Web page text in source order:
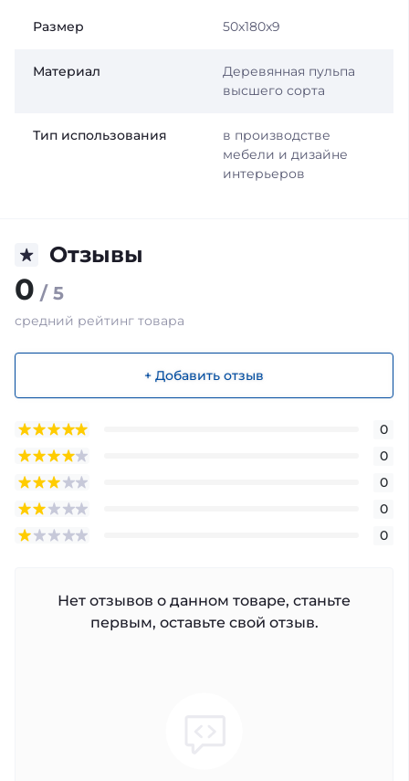
Размер 50x180x9
Материал
Деревянная пульпа
высшего сорта
Тип использования
в производстве
мебели и дизайне
интерьеров
Отзывы
0 / 5
средний рейтинг товара
+ Добавить отзыв
0
0
0
0
0
Нет отзывов о данном товаре, станьте
первым, оставьте свой отзыв.